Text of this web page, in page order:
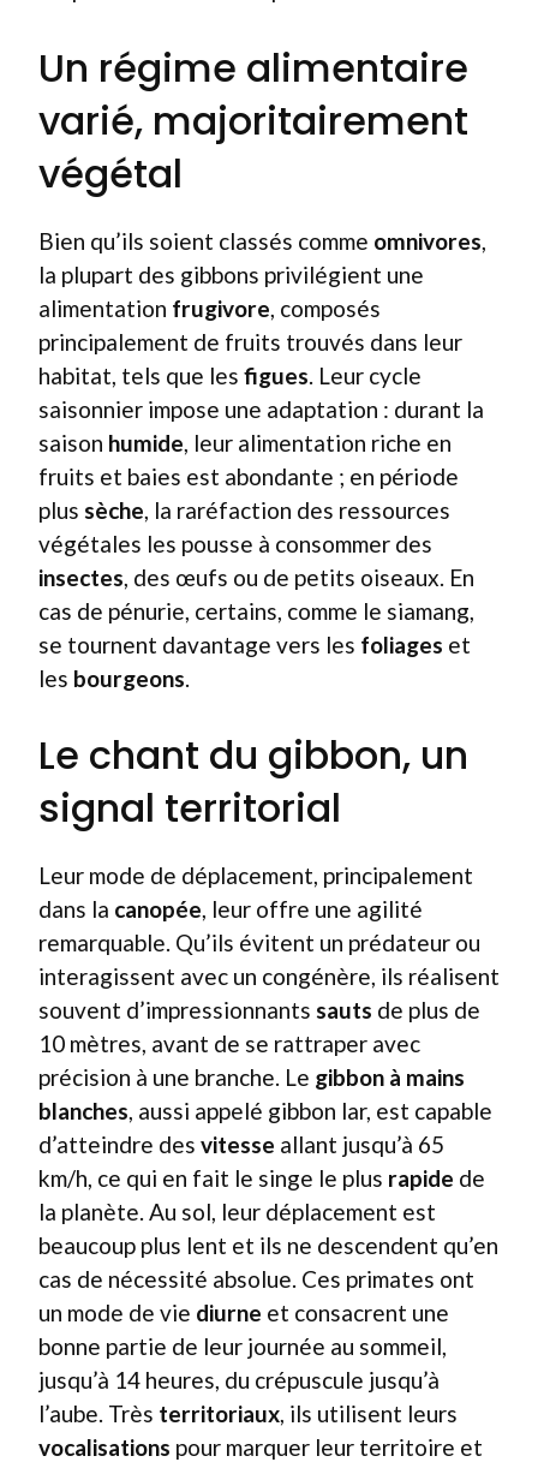
Un régime alimentaire
varié, majoritairement
végétal
Bien qu’ils soient classés comme omnivores
la plupart des gibbons privilégient une
alimentation frugivore , composés
principalement de fruits trouvés dans leur
habitat, tels que les figues . Leur cycle
saisonnier impose une adaptation : durant la
saison humide , leur alimentation riche en
fruits et baies est abondante ; en période
plus sèche , la raréfaction des ressources
végétales les pousse à consommer des
insectes , des œufs ou de petits oiseaux. En
cas de pénurie, certains, comme le siamang,
se tournent davantage vers les foliages et
les bourgeons
Le chant du gibbon, un
signal territorial
Leur mode de déplacement, principalement
dans la canopée, leur offre une agilité
remarquable. Qu’ils évitent un prédateur ou
interagissent avec un congénère, ils réalisent
souvent d’impressionnants sauts de plus de
10 mètres, avant de se rattraper avec
précision à une branche. Le gibbon à mains
blanches, aussi appelé gibbon lar, est capable
d’atteindre des vitesse allant jusqu’à 65
km/h, ce qui en fait le singe le plus rapide de
la planète. Au sol, leur déplacement est
beaucoup plus lent et ils ne descendent qu’en
cas de nécessité absolue. Ces primates ont
un mode de vie diurne et consacrent une
bonne partie de leur journée au sommeil,
jusqu’à 14 heures, du crépuscule jusqu’à
l’aube. Très territoriaux, ils utilisent leurs
vocalisations pour marquer leur territoire et